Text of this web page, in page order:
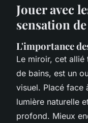
Jouer avec
sensation
L'importance
Le miroir, cet allié
de bains, est un
visuel. Placé face
lumière naturelle
profond. Mieux